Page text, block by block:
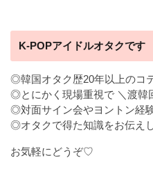
K-POPアイドルオタクです
◎韓国オタク歴20年以上のコ
◎とにかく現場重視で ＼渡韓
◎対面サイン会やヨントン経
◎オタクで得た知識をお伝え
お気軽にどうぞ♡